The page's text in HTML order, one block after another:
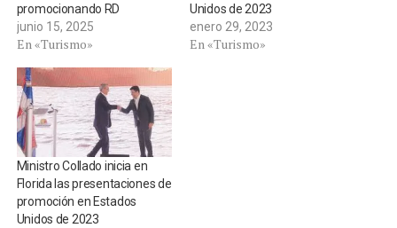
promocionando RD
junio 15, 2025
En «Turismo»
Unidos de 2023
enero 29, 2023
En «Turismo»
Ministro Collado inicia en
Florida las presentaciones de
promoción en Estados
Unidos de 2023